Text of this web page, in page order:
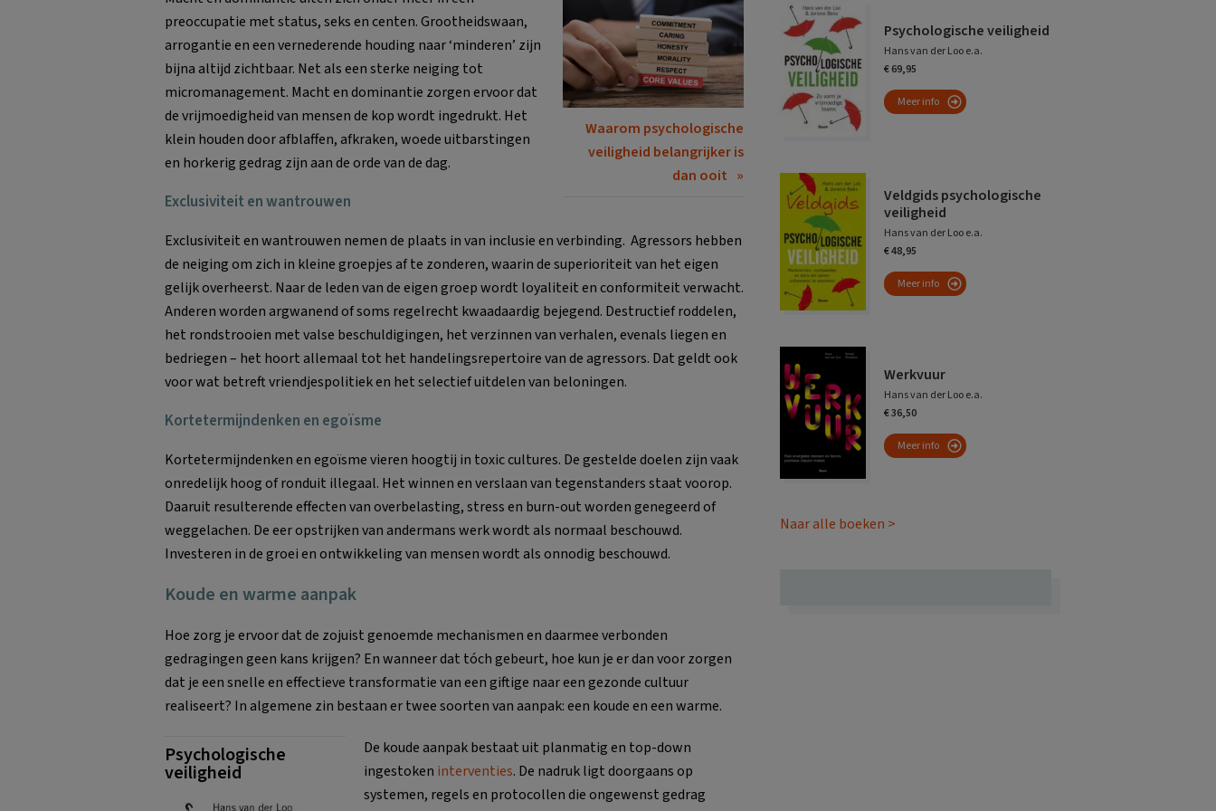
Waarom psychologische
veiligheid belangrijker is
dan ooit
preoccupatie met status, seks en centen. Grootheidswaan,
arrogantie en een vernederende houding naar ‘minderen’ zijn
bijna altijd zichtbaar. Net als een sterke neiging tot
micromanagement. Macht en dominantie zorgen ervoor dat
de vrijmoedigheid van mensen de kop wordt ingedrukt. Het
klein houden door afblaffen, afkraken, woede uitbarstingen
en horkerig gedrag zijn aan de orde van de dag.
Exclusiviteit en wantrouwen
Exclusiviteit en wantrouwen nemen de plaats in van inclusie en verbinding. Agressors hebben
de neiging om zich in kleine groepjes af te zonderen, waarin de superioriteit van het eigen
gelijk overheerst. Naar de leden van de eigen groep wordt loyaliteit en conformiteit verwacht.
Anderen worden argwanend of soms regelrecht kwaadaardig bejegend. Destructief roddelen,
het rondstrooien met valse beschuldigingen, het verzinnen van verhalen, evenals liegen en
bedriegen – het hoort allemaal tot het handelingsrepertoire van de agressors. Dat geldt ook
voor wat betreft vriendjespolitiek en het selectief uitdelen van beloningen.
Kortetermijndenken en egoïsme
Kortetermijndenken en egoïsme vieren hoogtij in toxic cultures. De gestelde doelen zijn vaak
onredelijk hoog of ronduit illegaal. Het winnen en verslaan van tegenstanders staat voorop.
Daaruit resulterende effecten van overbelasting, stress en burn-out worden genegeerd of
weggelachen. De eer opstrijken van andermans werk wordt als normaal beschouwd.
Investeren in de groei en ontwikkeling van mensen wordt als onnodig beschouwd.
Koude en warme aanpak
Hoe zorg je ervoor dat de zojuist genoemde mechanismen en daarmee verbonden
gedragingen geen kans krijgen? En wanneer dat tóch gebeurt, hoe kun je er dan voor zorgen
dat je een snelle en effectieve transformatie van een giftige naar een gezonde cultuur
realiseert? In algemene zin bestaan er twee soorten van aanpak: een koude en een warme.
Psychologische
veiligheid
De koude aanpak bestaat uit planmatig en top-down
ingestoken interventies. De nadruk ligt doorgaans op
systemen, regels en protocollen die ongewenst gedrag
Psychologische veiligheid
Hans van der Loo e.a.
€ 69,95
Meer info
Veldgids psychologische
veiligheid
Hans van der Loo e.a.
€ 48,95
Meer info
Werkvuur
Hans van der Loo e.a.
€ 36,50
Meer info
Naar alle boeken >